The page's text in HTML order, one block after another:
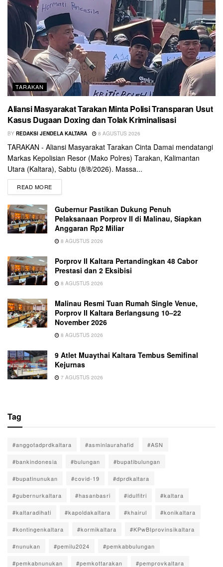
TARAKAN
Aliansi Masyarakat Tarakan Minta Polisi Transparan Usut
Kasus Dugaan Doxing dan Tolak Kriminalisasi
BY REDAKSI JENDELA KALTARA 8 AGUSTUS 2026
TARAKAN - Aliansi Masyarakat Tarakan Cinta Damai mendatangi
Markas Kepolisian Resor (Mako Polres) Tarakan, Kalimantan
Utara (Kaltara), Sabtu (8/8/2026). Massa...
READ MORE
Gubernur Pastikan Dukung Penuh
Pelaksanaan Porprov II di Malinau, Siapkan
Anggaran Rp2 Miliar
8 AGUSTUS 2026
Porprov II Kaltara Pertandingkan 48 Cabor
Prestasi dan 2 Eksibisi
8 AGUSTUS 2026
Malinau Resmi Tuan Rumah Single Venue,
Porprov II Kaltara Berlangsung 10–22
November 2026
8 AGUSTUS 2026
9 Atlet Muaythai Kaltara Tembus Semifinal
Kejurnas
7 AGUSTUS 2026
Tag
#anggotadprdkaltara #asminlaurahafid #ASN
#bankindonesia #bulungan #bupatibulungan
#bupatinunukan #covid-19 #dprdkaltara
#gubernurkaltara #hasanbasri #idulfitri #kaltara
#kaltaradihati #kapoldakaltara #khairul #konikaltara
#kontingenkaltara #kormikaltara #KPwBIprovinsikaltara
#nunukan #pemilu2024 #pemkabbulungan
#pemkabnunukan #pemkottarakan #pemprovkaltara